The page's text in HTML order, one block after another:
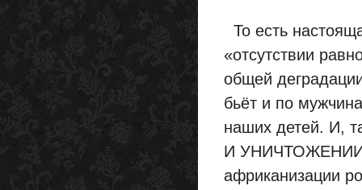
То есть
«отсутствии
общей
бьёт и по
наших детей. И,
И УНИЧТОЖЕНИИ
африканизации